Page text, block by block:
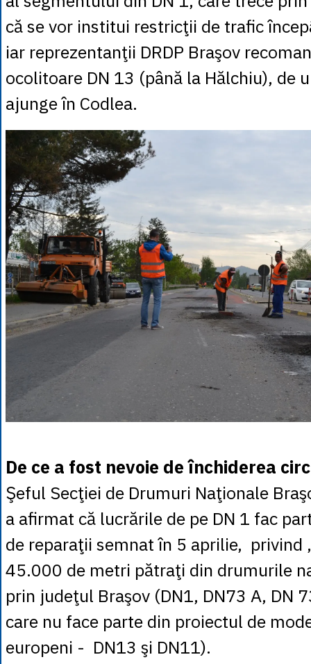
că se vor institui restricţii de trafic
iar reprezentanţii DRDP Braşov
ocolitoare DN 13 (până la Hălchiu), de
ajunge în Codlea.
De ce a fost nevoie de închiderea
Şeful Secţiei de Drumuri Naţionale
a afirmat că lucrările de pe DN 1 fac
de reparaţii semnat în 5 aprilie, privind
45.000 de metri pătraţi din drumurile
prin judeţul Braşov (DN1, DN73 A, DN
care nu face parte din proiectul de
europeni - DN13 şi DN11).